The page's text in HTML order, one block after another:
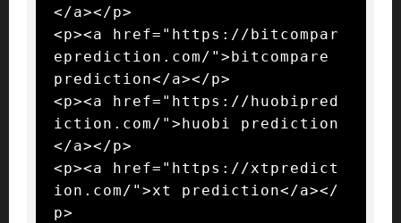
</a></p>
<p><a href="https://bitcompar
eprediction.com/">bitcompare
prediction</a></p>
<p><a href="https://huobipred
iction.com/">huobi prediction
</a></p>
<p><a href="https://xtpredict
ion.com/">xt prediction</a></
p>